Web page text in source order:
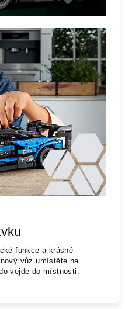
funkce a krásné
vůz umístěte na
vejde do místnosti.